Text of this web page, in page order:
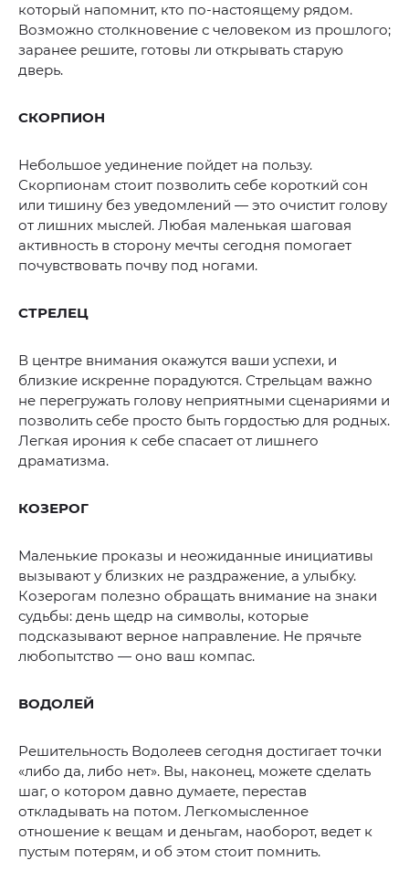
который напомнит, кто по-настоящему рядом.
Возможно столкновение с человеком из прошлого;
заранее решите, готовы ли открывать старую
дверь.
СКОРПИОН
Небольшое уединение пойдет на пользу.
Скорпионам стоит позволить себе короткий сон
или тишину без уведомлений — это очистит голову
от лишних мыслей. Любая маленькая шаговая
активность в сторону мечты сегодня помогает
почувствовать почву под ногами.
СТРЕЛЕЦ
В центре внимания окажутся ваши успехи, и
близкие искренне порадуются. Стрельцам важно
не перегружать голову неприятными сценариями и
позволить себе просто быть гордостью для родных.
Легкая ирония к себе спасает от лишнего
драматизма.
КОЗЕРОГ
Маленькие проказы и неожиданные инициативы
вызывают у близких не раздражение, а улыбку.
Козерогам полезно обращать внимание на знаки
судьбы: день щедр на символы, которые
подсказывают верное направление. Не прячьте
любопытство — оно ваш компас.
ВОДОЛЕЙ
Решительность Водолеев сегодня достигает точки
«либо да, либо нет». Вы, наконец, можете сделать
шаг, о котором давно думаете, перестав
откладывать на потом. Легкомысленное
отношение к вещам и деньгам, наоборот, ведет к
пустым потерям, и об этом стоит помнить.